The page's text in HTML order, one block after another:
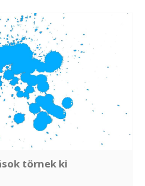
törnek ki